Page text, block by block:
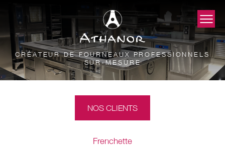
CRÉATEUR DE FOURNEAUX PROFESSIONNELS
SUR-MESURE
NOS CLIENTS
Frenchette